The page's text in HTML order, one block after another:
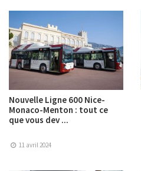
Nouvelle Ligne 600 Nice-
Monaco-Menton : tout ce
que vous dev ...
11 avril 2024